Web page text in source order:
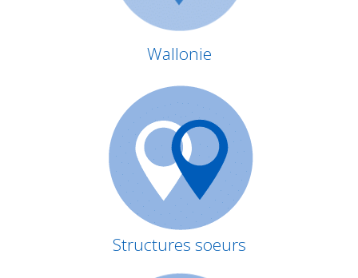
Wallonie
Structures soeurs